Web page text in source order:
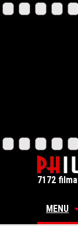
7172
MENU